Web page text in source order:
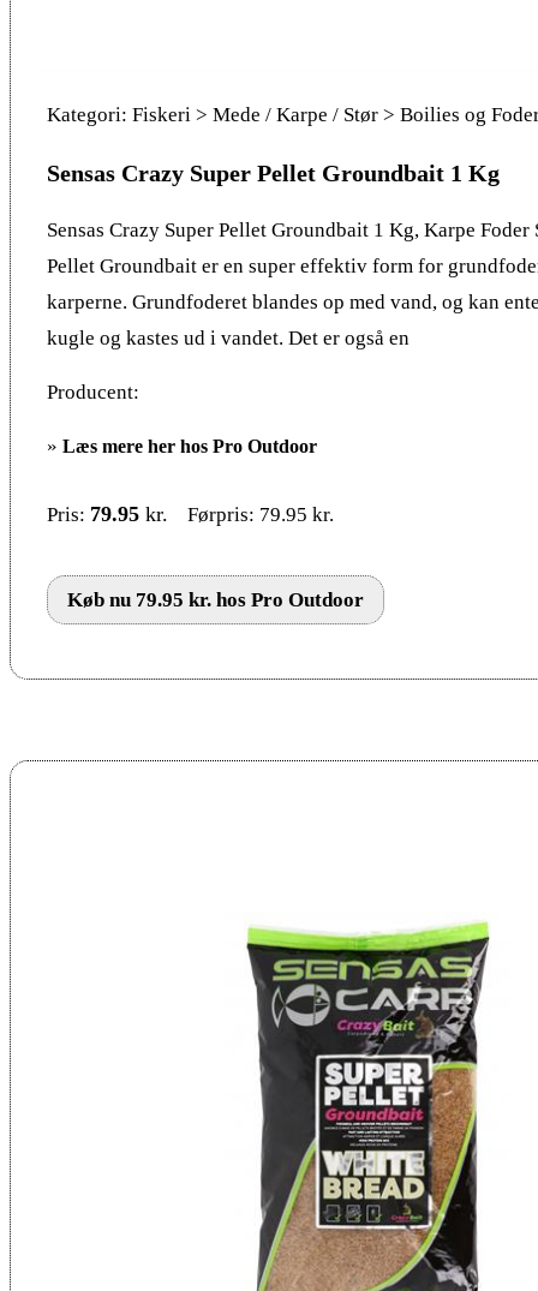
Kategori: Fiskeri > Mede / Karpe / Stør > Boilies og
Sensas Crazy Super Pellet Groundbait 1 Kg
Sensas Crazy Super Pellet Groundbait 1 Kg, Karpe Foder
Pellet Groundbait er en super effektiv form for
karperne. Grundfoderet blandes op med vand, og kan
kugle og kastes ud i vandet. Det er også en
Producent:
» Læs mere her hos Pro Outdoor
Pris: 79.95 kr. Førpris: 79.95 kr.
Køb nu 79.95 kr. hos Pro Outdoor